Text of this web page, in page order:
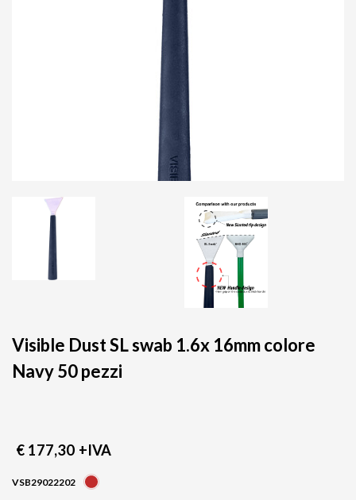
Visible Dust SL swab 1.6x 16mm colore
Navy 50 pezzi
€ 177,30 +IVA
VSB29022202